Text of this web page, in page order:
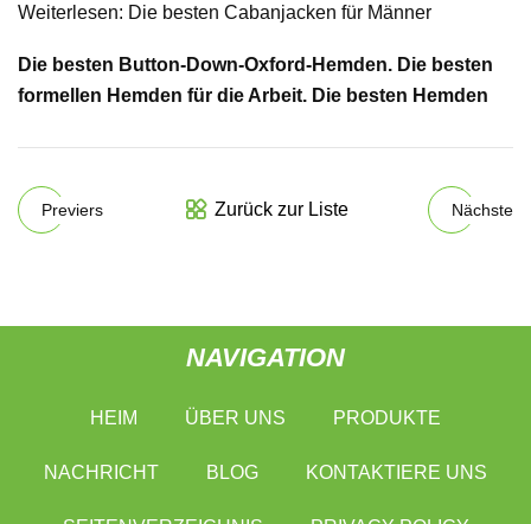
Weiterlesen: Die besten Cabanjacken für Männer
Die besten Button-Down-Oxford-Hemden. Die besten
formellen Hemden für die Arbeit. Die besten Hemden
Previers Zurück zur Liste Nächste
NAVIGATION
HEIM ÜBER UNS PRODUKTE
NACHRICHT BLOG KONTAKTIERE UNS